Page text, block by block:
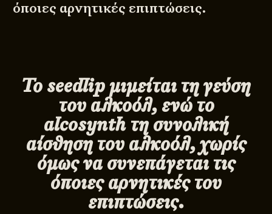
όποιες αρνητικές επιπτώσεις.
Το seedlip μιμείται τη γεύση
του αλκοόλ, ενώ το
alcosynth τη συνολική
αίσθηση του αλκοόλ, χωρίς
όμως να συνεπάγεται τις
όποιες αρνητικές του
επιπτώσεις.